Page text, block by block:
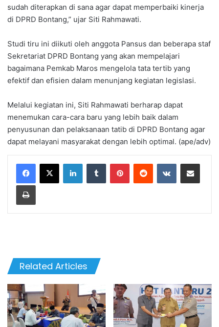
sudah diterapkan di sana agar dapat memperbaiki kinerja
di DPRD Bontang,” ujar Siti Rahmawati.
Studi tiru ini diikuti oleh anggota Pansus dan beberapa staf
Sekretariat DPRD Bontang yang akan mempelajari
bagaimana Pemkab Maros mengelola tata tertib yang
efektif dan efisien dalam menunjang kegiatan legislasi.
Melalui kegiatan ini, Siti Rahmawati berharap dapat
menemukan cara-cara baru yang lebih baik dalam
penyusunan dan pelaksanaan tatib di DPRD Bontang agar
dapat melayani masyarakat dengan lebih optimal. (ape/adv)
LinkedInTumblr PinterestReddit VKontakteShare via Email
Print
Related Articles